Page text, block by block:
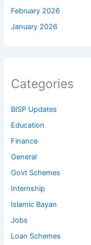
February 2026
January 2026
Categories
BISP Updates
Education
Finance
General
Govt Schemes
Internship
Islamic Bayan
Jobs
Loan Schemes